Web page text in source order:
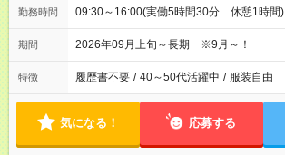
勤務時間 09:30～16:00(実働5時間30分 休憩1時間)
期間 2026年09月上旬～長期 ※9月～！
特徴 履歴書不要 / 40～50代活躍中 / 服装自由
気になる！ 応募する